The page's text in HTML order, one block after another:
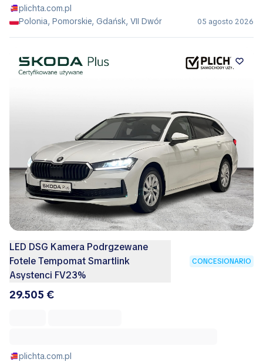
plichta.com.pl
Polonia, Pomorskie, Gdańsk, VII Dwór
05 agosto 2026
LED DSG Kamera Podrgzewane
Fotele Tempomat Smartlink
Asystenci FV23%
CONCESIONARIO
29.505 €
plichta.com.pl